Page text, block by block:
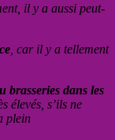
il y a aussi peut-
, car il y a tellement
brasseries dans les
élevés, s’ils ne
plein